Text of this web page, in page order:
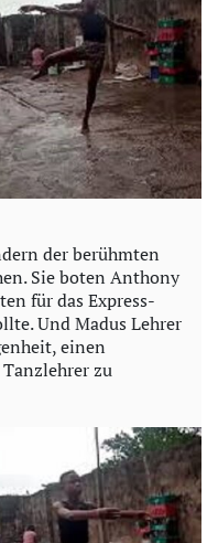
der berühmten
Sie boten Anthony
für das Express-
Und Madus Lehrer
einen
zu